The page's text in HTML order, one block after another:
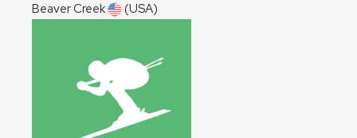
Beaver Creek
(USA)